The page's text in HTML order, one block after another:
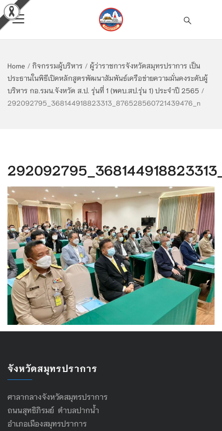
Home / กิจกรรมผู้บริหาร / ผู้ว่าราชการจังหวัดสมุทรปราการ เป็น
ประธานในพิธีเปิดหลักสูตรพัฒนาสัมพันธ์เครือข่ายความมั่นคงระดับผู้
บริหาร กอ.รมน.จังหวัด ส.ป. รุ่นที่ 1 (พคบ.สป.รุ่น 1) ประจำปี 2565 /
292092795_368144918823313_876528560721439476_n
จังหวัดสมุทรปราการ
ศาลากลางจังหวัดสมุทรปราการ
ถนนสุทธิภิรมย์ ตำบลปากน้ำ
อำเภอเมืองสมุทรปราการ